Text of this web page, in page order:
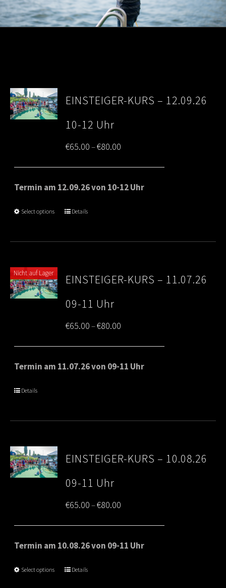
EINSTEIGER-KURS – 12.09.26
10-12 Uhr
€65.00–€80.00
range:
€65.00
Termin am 12.09.26 von 10-12 Uhr
Select options Details
Nicht auf Lager
EINSTEIGER-KURS – 11.07.26
09-11 Uhr
€65.00–€80.00
range:
€65.00
Termin am 11.07.26 von 09-11 Uhr
Details
EINSTEIGER-KURS – 10.08.26
09-11 Uhr
€65.00–€80.00
range:
€65.00
Termin am 10.08.26 von 09-11 Uhr
Select options Details